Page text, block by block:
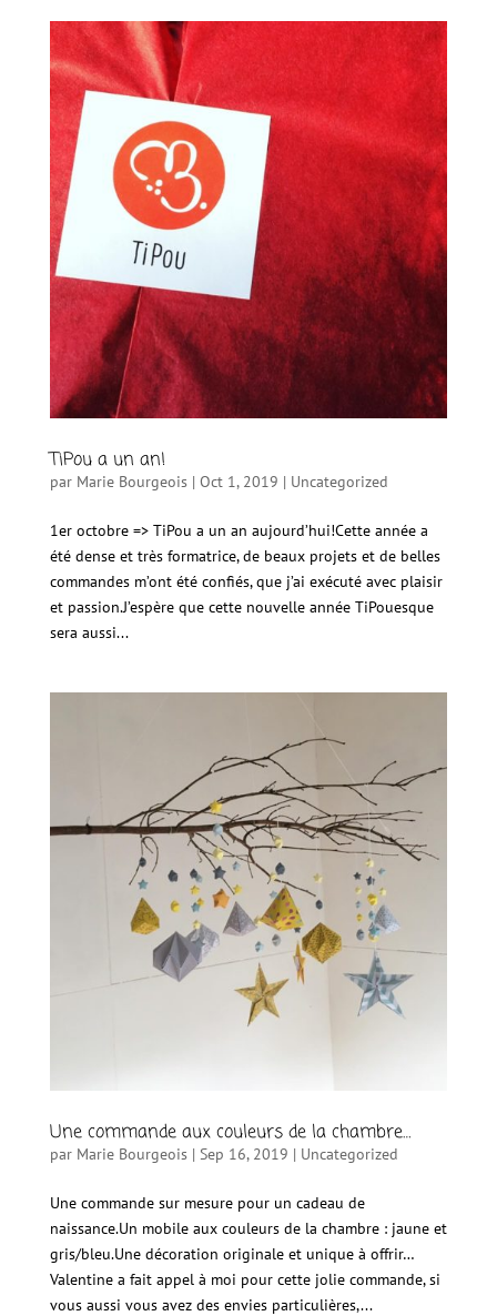
TiPou a un an!
par Marie Bourgeois| Oct 1, 2019 | Uncategorized
1er octobre => TiPou a un an aujourd’hui!Cette année a
été dense et très formatrice, de beaux projets et de belles
commandes m’ont été confiés, que j’ai exécuté avec plaisir
et passion.J’espère que cette nouvelle année TiPouesque
sera aussi...
Une commande aux couleurs de la chambre…
par Marie Bourgeois| Sep 16, 2019 | Uncategorized
Une commande sur mesure pour un cadeau de
naissance.Un mobile aux couleurs de la chambre : jaune et
gris/bleu.Une décoration originale et unique à offrir…
Valentine a fait appel à moi pour cette jolie commande, si
vous aussi vous avez des envies particulières,...